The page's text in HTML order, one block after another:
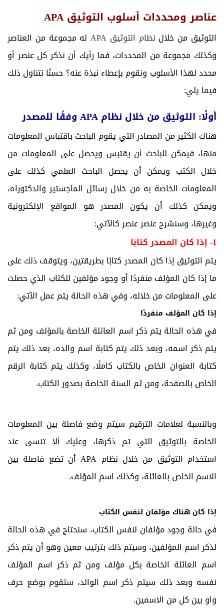
عناصر ومحددات أسلوب التوثيق APA
التوثيق من خلال نظام التوثيق APA
له مجموعة من العناصر
وكذلك مجموعة من المحددات، فما رأيك أن نذكر كل عنصر أو
محدد لهذا الأسلوب ونقوم بإعطاء نبذة عنه؟ حسنًا نتناول ذلك
فيما يلي:
أولًا: التوثيق من خلال نظام APA وفقًا للمصدر
هناك الكثير من المصادر التي يقوم الباحث باقتباس المعلومات
منها، فيمكن للباحث أن يقتبس ويحصل على المعلومات من
خلال الكتب ويمكن أن يحصل الباحث العلمي كذلك على
المعلومات الخاصة به من خلال رسائل الماجستير والدكتوراه،
ويمكن كذلك أن يكون المصدر هو المواقع الإلكترونية
وغيرها، وسنشرح عنصر عنصر كالآتي:
1- إذا كان المصدر كتابَا
يتم التوثيق إذا كان المصدر كتابًا بطريقتين، ويتوقف ذلك على
ما إذا كان المؤلف منفردًا أو وجود مؤلفين للكتاب الذي حصلت
على المعلومات من خلاله، وفي هذه الحالة يتم عمل الآتي:
إذا كان المؤلف منفردًا
في هذه الحالة يتم ذكر اسم العائلة الخاصة بالمؤلف ومن ثم
يتم ذكر اسمه، وبعد ذلك يتم كتابة اسم والده، بعد ذلك يتم
كتابة العنوان الخاص بالكتاب كاملًا، وكذلك يتم كتابة الرقم
الخاص بالصفحة، ومن ثم السنة الخاصة بصدور الكتاب.
وبالنسبة لعلامات الترقيم سيتم وضع فاصلة بين المعلومات
الخاصة بالتوثيق التي تم ذكرها، وعليك ألا تنسى عند
استخدام التوثيق من خلال نظام APA أن تضع فاصلة بين
الاسم الخاص بالعائلة، وكذلك اسم المؤلف.
إذا كان هناك مؤلفان لنفس الكتاب
في حالة وجود مؤلفان لنفس الكتاب، سنحتاج في هذه الحالة
لذكر اسم المؤلفين، وسيتم ذلك بترتيب معين وهو أن يتم ذكر
اسم العائلة الخاصة بكل مؤلف ومن ثم ذكر اسم المؤلف
نفسه وبعد ذلك سيتم ذكر اسم الوالد، ستقوم بوضع حرف
واو بين كل من الاسمين.